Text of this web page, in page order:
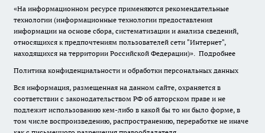
«На информационном ресурсе применяются рекомендательные
технологии (информационные технологии предоставления
информации на основе сбора, систематизации и анализа сведений,
относящихся к предпочтениям пользователей сети "Интернет",
находящихся на территории Российской Федерации)». Подробнее
Политика конфиденциальности и обработки персональных данных
Вся информация, размещенная на данном сайте, охраняется в
соответствии с законодательством РФ об авторском праве и не
подлежит использованию кем-либо в какой бы то ни было форме, в
том числе воспроизведению, распространению, переработке не иначе